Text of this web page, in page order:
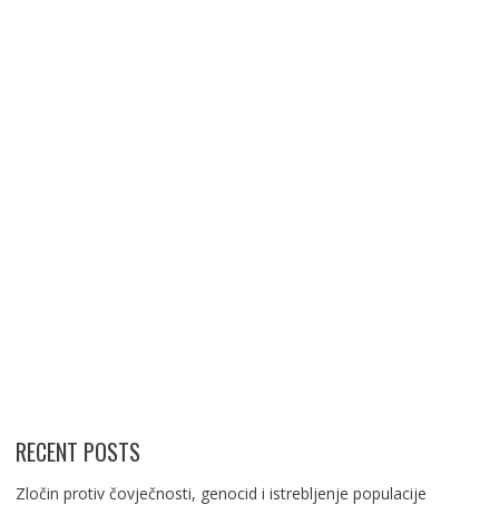
RECENT POSTS
Zločin protiv čovječnosti, genocid i istrebljenje populacije